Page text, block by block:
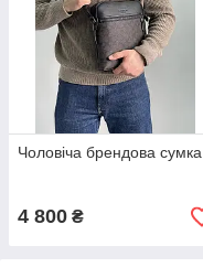
Чоловіча брендова сумка
4 800 ₴